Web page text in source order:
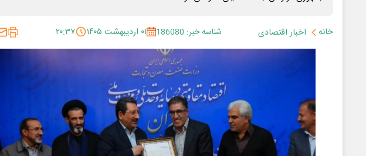
خانه اخبار اقتصادی شناسه خبر: 186080 ۰۱ اردیبهشت ۱۴۰۵ ۲۰:۳۷